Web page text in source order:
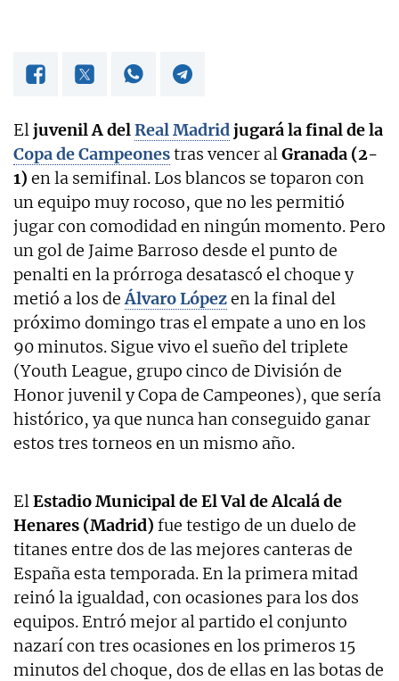
Eljuvenil A delReal Madridjugará la final de la
Copa de Campeonestras vencer alGranada (2-
1) en la semifinal. Los blancos se toparon con
un equipo muy rocoso, que no les permitió
jugar con comodidad en ningún momento. Pero
un gol de Jaime Barroso desde el punto de
penalti en la prórroga desatascó el choque y
metió a los deÁlvaro Lópezen la final del
próximo domingo tras el empate a uno en los
90 minutos. Sigue vivo el sueño del triplete
(Youth League, grupo cinco de División de
Honor juvenil y Copa de Campeones), que sería
histórico, ya que nunca han conseguido ganar
estos tres torneos en un mismo año.
ElEstadio Municipal de El Val de Alcalá de
Henares (Madrid) fue testigo de un duelo de
titanes entre dos de las mejores canteras de
España esta temporada. En la primera mitad
reinó la igualdad, con ocasiones para los dos
equipos. Entró mejor al partido el conjunto
nazarí con tres ocasiones en los primeros 15
minutos del choque, dos de ellas en las botas de